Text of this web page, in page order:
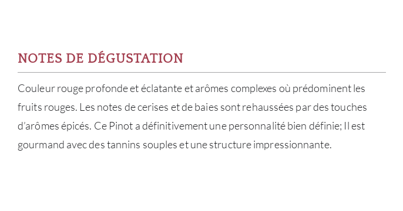
NOTES DE DÉGUSTATION
Couleur rouge profonde et éclatante et arômes complexes où prédominent les
fruits rouges. Les notes de cerises et de baies sont rehaussées par des touches
d’arômes épicés. Ce Pinot a définitivement une personnalité bien définie; Il est
gourmand avec des tannins souples et une structure impressionnante.